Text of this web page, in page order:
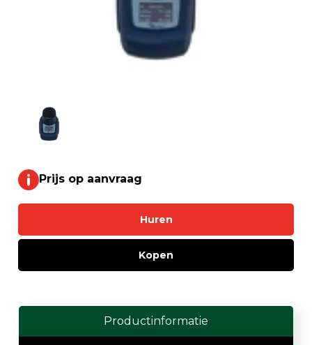
Prijs op aanvraag
Huren
Kopen
Productinformatie